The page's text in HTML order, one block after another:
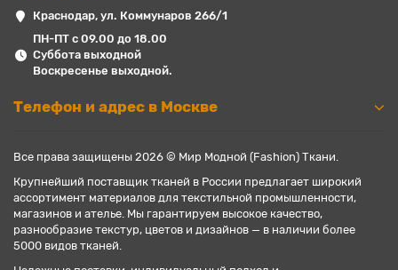
Краснодар, ул. Коммунаров 266/1
ПН-ПТ с 09.00 до 18.00
Суббота выходной
Воскресенье выходной.
Телефон и адрес в Москве
Все права защищены 2026 © Мир Модной (Fashion) Ткани.
Крупнейший поставщик тканей в России предлагает широкий
ассортимент материалов для текстильной промышленности,
магазинов и ателье. Мы гарантируем высокое качество,
разнообразие текстур, цветов и дизайнов — в наличии более
5000 видов тканей.